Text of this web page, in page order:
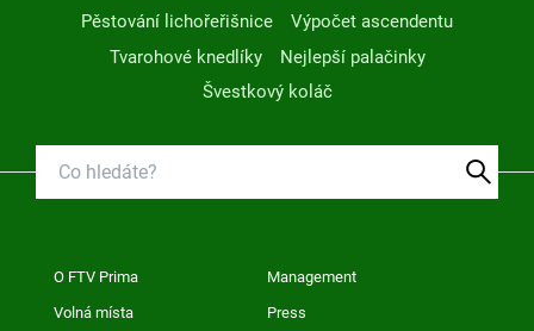
Pěstování lichořeřišnice
Výpočet ascendentu
Tvarohové knedlíky
Nejlepší palačinky
Švestkový koláč
O FTV Prima Management
Volná místa Press